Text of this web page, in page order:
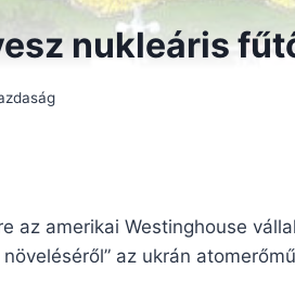
nukleáris
az amerikai Westinghouse
az ukrán